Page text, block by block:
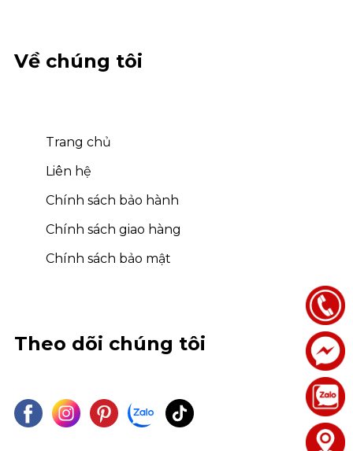
Theo dõi chúng tôi
Về chúng tôi
Trang chủ
Liên hệ
Chính sách bảo hành
Chính sách giao hàng
Chính sách bảo mật